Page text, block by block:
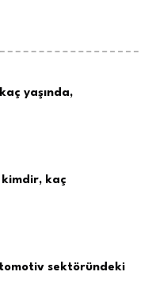
yaşında,
kimdir, kaç
sektöründeki